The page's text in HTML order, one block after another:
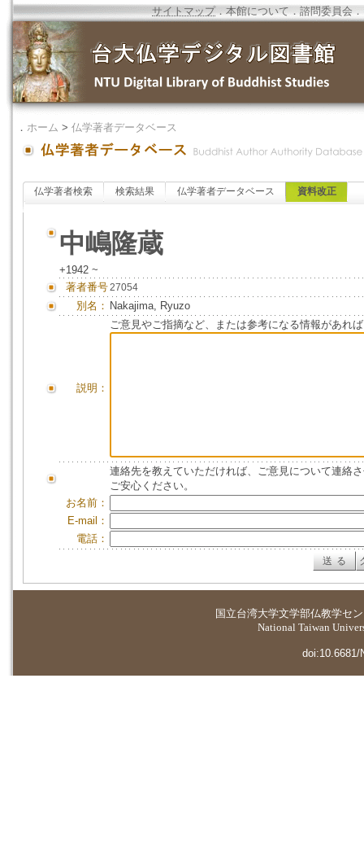
サイトマップ．本館について ．諮問委員会 ．
． ホーム > 仏学著者データベース
仏学著者検索 検索結果 仏学著者データベース 資料改正
中嶋隆蔵
+1942 ~
著者番号27054
別名： Nakajima, Ryuzo
説明：
ご意見やご指摘など、または参考になる情報があれ
連絡先を教えていただければ、ご意見について連絡
ご安心ください。
お名前：
E-mail：
電話：
国立台湾大学文学部仏教学セ
National Taiwan
doi:10.6681/